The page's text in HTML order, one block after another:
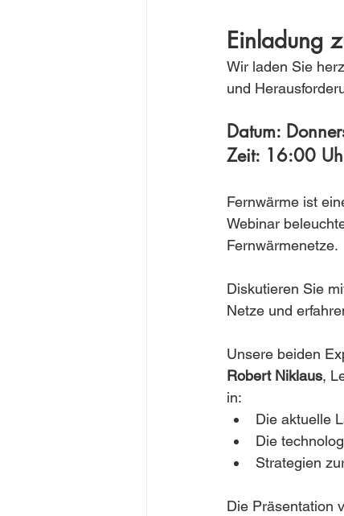
Einladung
Wir laden Sie
und
Datum:
Zeit: 16:00
Fernwärme ist
Webinar
Fernwärmenetze.
Diskutieren Sie
Netze und
Unsere beiden
Robert Niklaus,
in:
Die aktuelle
Die
Strategien
Die Präsentation